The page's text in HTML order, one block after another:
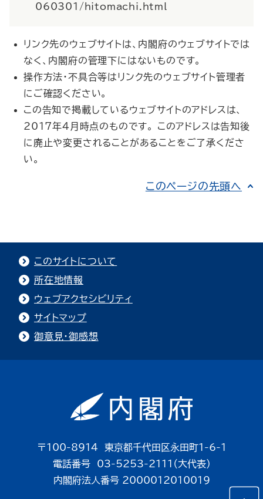
060301/hitomachi.html
リンク先のウェブサイトは、内閣府のウェブサイトでは
なく、内閣府の管理下にはないものです。
操作方法・不具合等はリンク先のウェブサイト管理者
にご確認ください。
この告知で掲載しているウェブサイトのアドレスは、
2017年4月時点のものです。 このアドレスは告知後
に廃止や変更されることがあることをご了承くださ
い。
このページの先頭へ
このサイトについて
所在地情報
ウェブアクセシビリティ
サイトマップ
御意見・御感想
〒100-8914 東京都千代田区永田町1-6-1
電話番号 03-5253-2111（大代表）
内閣府法人番号 2000012010019